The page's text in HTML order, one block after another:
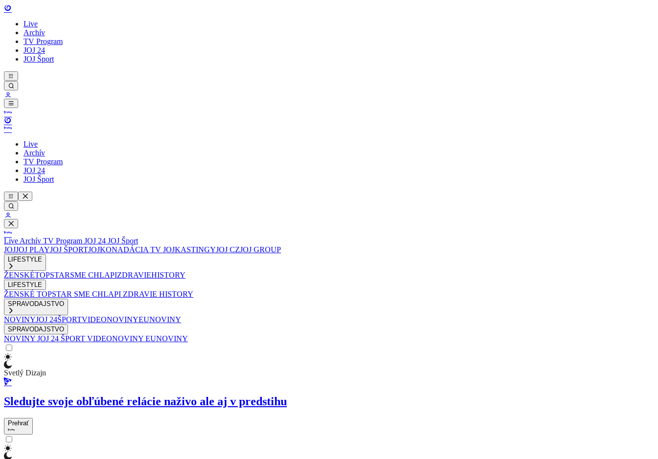
Live
Archív
TV Program
JOJ 24
JOJ Šport
Live
Archív
TV Program
JOJ 24
JOJ Šport
Live Archív TV Program JOJ 24 JOJ Šport
JOJJOJ PLAYJOJ ŠPORTJOJKONADÁCIA TV JOJKASTINGYJOJ CZJOJ GROUP
LIFESTYLE
ŽENSKÉTOPSTARSME CHLAPIZDRAVIEHISTORY
LIFESTYLE
ŽENSKÉ TOPSTAR SME CHLAPI ZDRAVIE HISTORY
SPRAVODAJSTVO
NOVINYJOJ 24ŠPORTVIDEONOVINYEUNOVINY
SPRAVODAJSTVO
NOVINY JOJ 24 ŠPORT VIDEONOVINY EUNOVINY
Svetlý Dizajn
Sledujte svoje obľúbené relácie naživo ale aj v predstihu
Prehrať